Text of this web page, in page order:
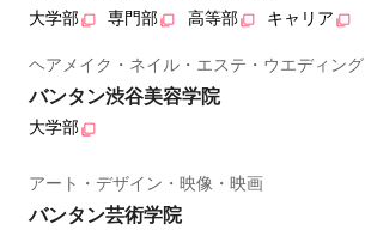
大学部 専門部 高等部 キャリア
ヘアメイク・ネイル・エステ・ウエディング
バンタン渋谷美容学院
大学部
アート・デザイン・映像・映画
バンタン芸術学院